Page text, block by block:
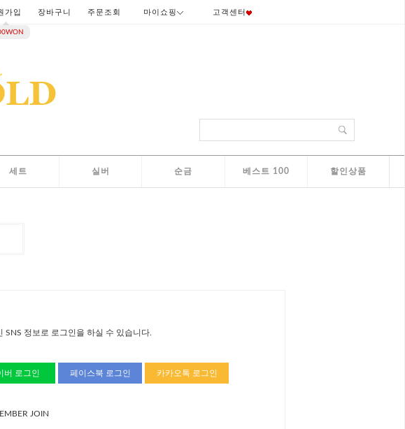
가입 장바구니 주문조회 마이쇼핑 고객센터
세트 실버 순금 베스트 100 할인상품
SNS 정보로 로그인을 하실 수 있습니다.
버 로그인 페이스북 로그인 카카오톡 로그인
JOIN